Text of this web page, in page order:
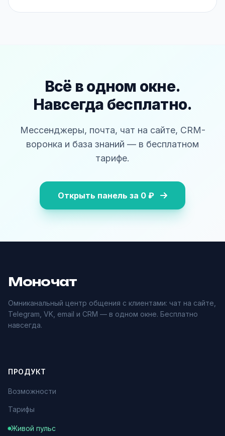
Всё в одном окне.
Навсегда бесплатно.
Мессенджеры, почта, чат на сайте, CRM-
воронка и база знаний — в бесплатном
тарифе.
Открыть панель за 0 ₽
Моночат
Омниканальный центр общения с клиентами: чат на сайте,
Telegram, VK, email и CRM — в одном окне. Бесплатно
навсегда.
ПРОДУКТ
Возможности
Тарифы
Живой пульс